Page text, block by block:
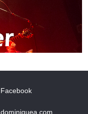
Facebook
dominiquea.com